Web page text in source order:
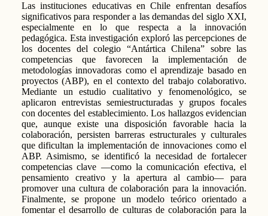
Las instituciones educativas en Chile enfrentan desafíos
significativos para responder a las demandas del siglo XXI,
especialmente en lo que respecta a la innovación
pedagógica. Esta investigación exploró las percepciones de
los docentes del colegio “Antártica Chilena” sobre las
competencias que favorecen la implementación de
metodologías innovadoras como el aprendizaje basado en
proyectos (ABP), en el contexto del trabajo colaborativo.
Mediante un estudio cualitativo y fenomenológico, se
aplicaron entrevistas semiestructuradas y grupos focales
con docentes del establecimiento. Los hallazgos evidencian
que, aunque existe una disposición favorable hacia la
colaboración, persisten barreras estructurales y culturales
que dificultan la implementación de innovaciones como el
ABP. Asimismo, se identificó la necesidad de fortalecer
competencias clave —como la comunicación efectiva, el
pensamiento creativo y la apertura al cambio— para
promover una cultura de colaboración para la innovación.
Finalmente, se propone un modelo teórico orientado a
fomentar el desarrollo de culturas de colaboración para la